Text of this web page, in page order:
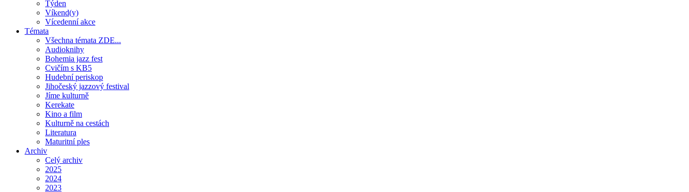
Týden
Víkend(y)
Vícedenní akce
Témata
Všechna témata ZDE...
Audioknihy
Bohemia jazz fest
Cvičím s KB5
Hudební periskop
Jihočeský jazzový festival
Jíme kulturně
Kerekate
Kino a film
Kulturně na cestách
Literatura
Maturitní ples
Archiv
Celý archiv
2025
2024
2023